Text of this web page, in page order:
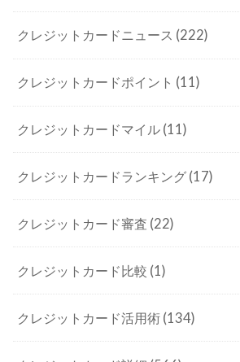
クレジットカードニュース (222)
クレジットカードポイント (11)
クレジットカードマイル (11)
クレジットカードランキング (17)
クレジットカード審査 (22)
クレジットカード比較 (1)
クレジットカード活用術 (134)